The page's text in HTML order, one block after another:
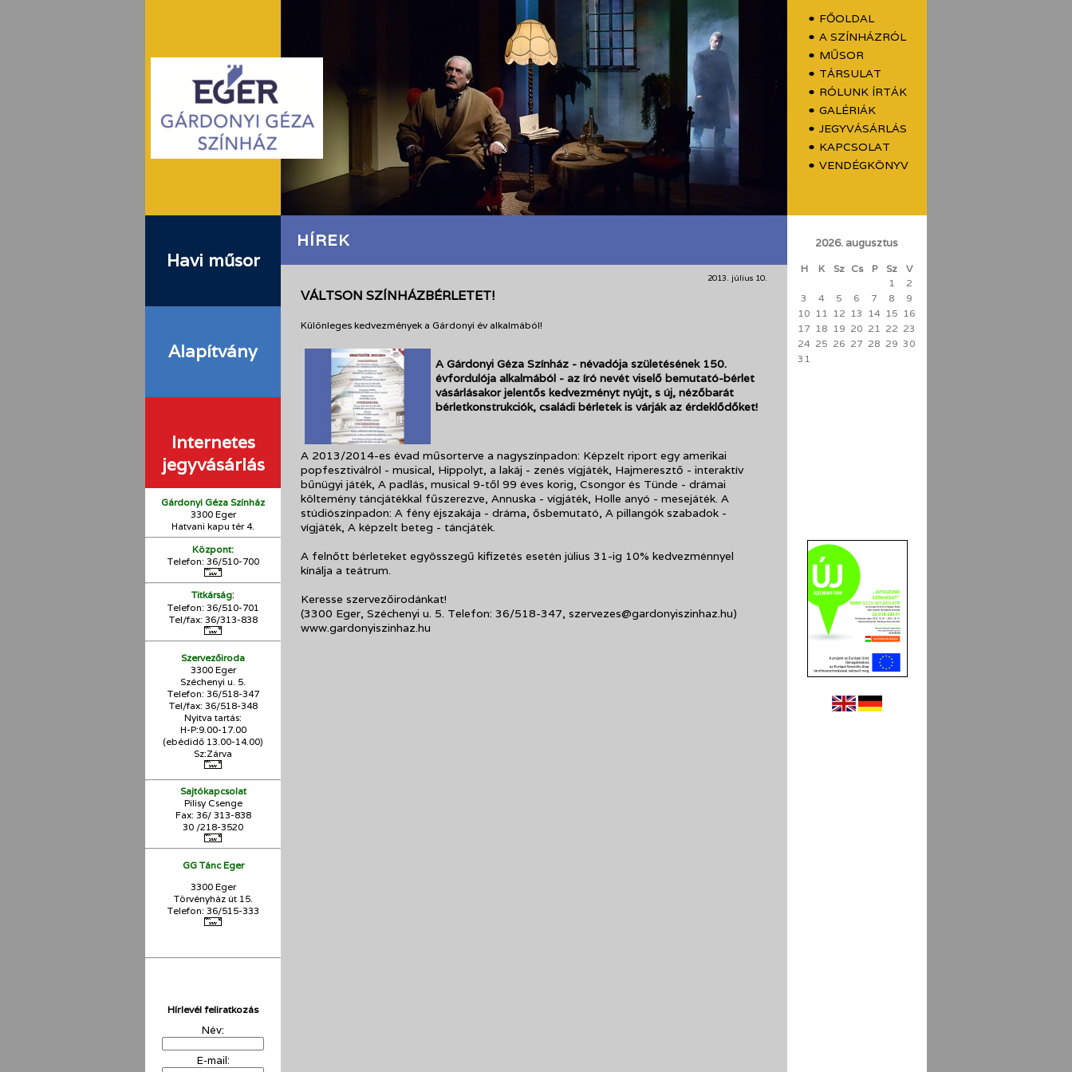
FŐOLDAL
A SZÍNHÁZRÓL
MŰSOR
TÁRSULAT
RÓLUNK ÍRTÁK
GALÉRIÁK
JEGYVÁSÁRLÁS
KAPCSOLAT
VENDÉGKÖNYV
Havi műsor
Alapítvány
Internetes
jegyvásárlás
Gárdonyi Géza Színház
3300 Eger
Hatvani kapu tér 4.
Központ:
Telefon: 36/510-700
Titkárság:
Telefon: 36/510-701
Tel/fax: 36/313-838
Szervezőiroda
3300 Eger
Széchenyi u. 5.
Telefon: 36/518-347
Tel/fax: 36/518-348
Nyitva tartás:
H-P:9.00-17.00
(ebédidő 13.00-14.00)
Sz:Zárva
Sajtókapcsolat
Pilisy Csenge
Fax: 36/ 313-838
30 /218-3520
GG Tánc Eger
3300 Eger
Törvényház út 15.
Telefon: 36/515-333
Hírlevél feliratkozás
Név:
E-mail:
HÍREK
2013. július 10.
VÁLTSON SZÍNHÁZBÉRLETET!
Különleges kedvezmények a Gárdonyi év alkalmából!
A Gárdonyi Géza Színház - névadója születésének 150.
évfordulója alkalmából - az író nevét viselő bemutató-bérlet
vásárlásakor jelentős kedvezményt nyújt, s új, nézőbarát
bérletkonstrukciók, családi bérletek is várják az érdeklődőket!
A 2013/2014-es évad műsorterve a nagyszínpadon: Képzelt riport egy amerikai
popfesztiválról - musical, Hippolyt, a lakáj - zenés vígjáték, Hajmeresztő - interaktív
bűnügyi játék, A padlás, musical 9-től 99 éves korig, Csongor és Tünde - drámai
költemény táncjátékkal fűszerezve, Annuska - vígjáték, Holle anyó - mesejáték. A
stúdiószínpadon: A fény éjszakája - dráma, ősbemutató, A pillangók szabadok -
vígjáték, A képzelt beteg - táncjáték.
A felnőtt bérleteket egyösszegű kifizetés esetén július 31-ig 10% kedvezménnyel
kínálja a teátrum.
Keresse szervezőirodánkat!
(3300 Eger, Széchenyi u. 5. Telefon: 36/518-347, szervezes@gardonyiszinhaz.hu)
www.gardonyiszinhaz.hu
2026. augusztus
H K Sz Cs P Sz
V
1
2
3
4 5 6 7 8
9
10 11 12 13 14 15 16
17 18 19 20 21 22 23
24 25 26 27 28 29 30
31